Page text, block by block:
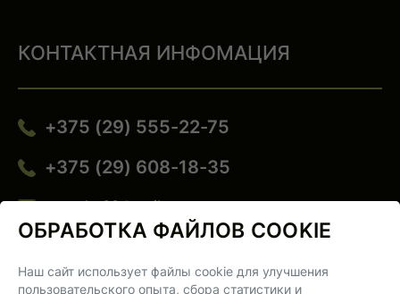
КОНТАКТНАЯ ИНФОМАЦИЯ
+375 (29) 555-22-75
+375 (29) 608-18-35
trampby00@mail.ru
220123, Республика Беларусь, г. Минск, ул. Веры
ОБРАБОТКА ФАЙЛОВ COOKIE
Наш сайт использует файлы cookie для улучшения
пользовательского опыта, сбора статистики и